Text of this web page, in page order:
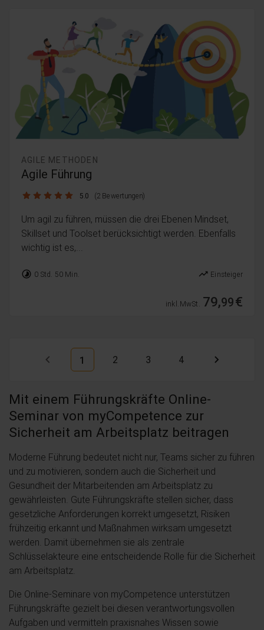
AGILE METHODEN
Agile Führung
5.0 / 5 5.0 (2 Bewertungen)
Um agil zu führen, müssen die drei Ebenen Mindset,
Skillset und Toolset berücksichtigt werden. Ebenfalls
wichtig ist es,...
timelapse 0 Std. 50 Min. trending_up Einsteiger
inkl. MwSt. 79,99€
1 2 3 4
Mit einem Führungskräfte Online-
Seminar von myCompetence zur
Sicherheit am Arbeitsplatz beitragen
Moderne Führung bedeutet nicht nur, Teams sicher zu führen
und zu motivieren, sondern auch die Sicherheit und
Gesundheit der Mitarbeitenden am Arbeitsplatz zu
gewährleisten. Gute Führungskräfte stellen sicher, dass
gesetzliche Anforderungen korrekt umgesetzt, Risiken
frühzeitig erkannt und Maßnahmen wirksam umgesetzt
werden. Damit übernehmen sie als zentrale
Schlüsselakteure eine entscheidende Rolle für die Sicherheit
am Arbeitsplatz.
Die Online-Seminare von myCompetence unterstützen
Führungskräfte gezielt bei diesen verantwortungsvollen
Aufgaben und vermitteln praxisnahes Wissen sowie